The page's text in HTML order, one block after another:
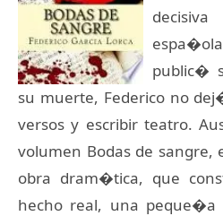
public�
su muerte, Federico no
versos y escribir teatro.
volumen Bodas de sangre,
obra dram�tica, que
hecho real, una peque�a